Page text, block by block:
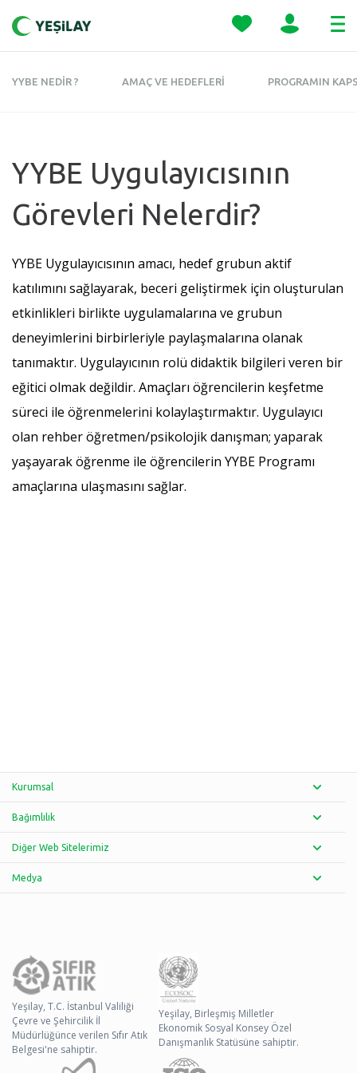
YYBE NEDİR ? AMAÇ VE HEDEFLERİ PROGRAMIN
YYBE Uygulayıcısının
Görevleri Nelerdir?
YYBE Uygulayıcısının amacı, hedef grubun aktif
katılımını sağlayarak, beceri geliştirmek için oluşturulan
etkinlikleri birlikte uygulamalarına ve grubun
deneyimlerini birbirleriyle paylaşmalarına olanak
tanımaktır. Uygulayıcının rolü didaktik bilgileri veren bir
eğitici olmak değildir. Amaçları öğrencilerin keşfetme
süreci ile öğrenmelerini kolaylaştırmaktır. Uygulayıcı
olan rehber öğretmen/psikolojik danışman; yaparak
yaşayarak öğrenme ile öğrencilerin YYBE Programı
amaçlarına ulaşmasını sağlar.
Kurumsal
Bağımlılık
Diğer Web Sitelerimiz
Medya
Yeşilay, T.C. İstanbul Valiliği
Çevre ve Şehircilik İl
Müdürlüğünce verilen Sıfır Atık
Belgesi'ne sahiptir.
Yeşilay, Birleşmiş Milletler
Ekonomik Sosyal Konsey Özel
Danışmanlık Statüsüne sahiptir.